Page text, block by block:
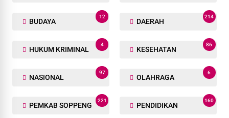
BUDAYA
12
DAERAH
214
HUKUM KRIMINAL
4
KESEHATAN
86
NASIONAL
97
OLAHRAGA
6
PEMKAB SOPPENG
221
PENDIDIKAN
160